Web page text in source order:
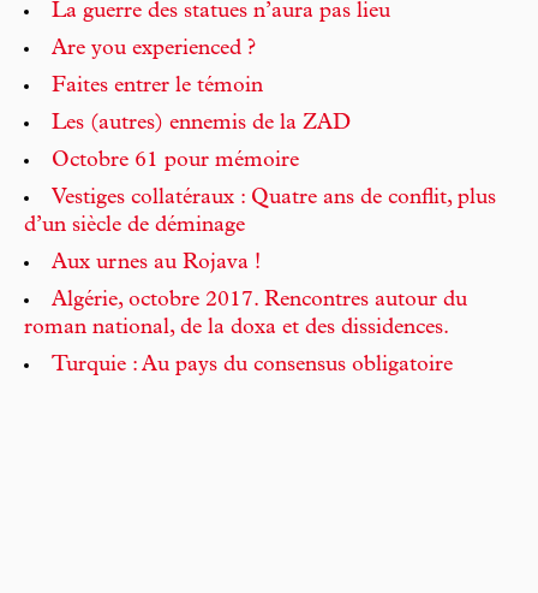
La guerre des statues n’aura pas lieu
Are you experienced ?
Faites entrer le témoin
Les (autres) ennemis de la ZAD
Octobre 61 pour mémoire
Vestiges collatéraux : Quatre ans de conflit, plus
d’un siècle de déminage
Aux urnes au Rojava !
Algérie, octobre 2017. Rencontres autour du
roman national, de la doxa et des dissidences.
Turquie : Au pays du consensus obligatoire